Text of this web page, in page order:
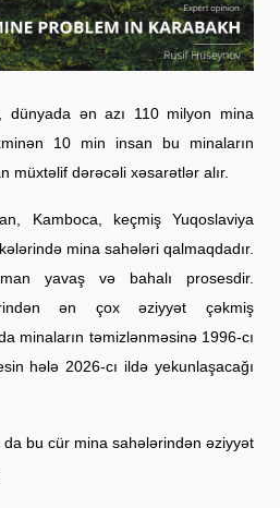
dünyada ən azı 110 milyon mina
10 min insan bu minaların
müxtəlif dərəcəli xəsarətlər alır.
Kamboca, keçmiş Yuqoslaviya
mina sahələri qalmaqdadır.
yavaş və bahalı prosesdir.
ən çox əziyyət çəkmiş
minaların təmizlənməsinə 1996-cı
hələ 2026-cı ildə yekunlaşacağı
bu cür mina sahələrindən əziyyət